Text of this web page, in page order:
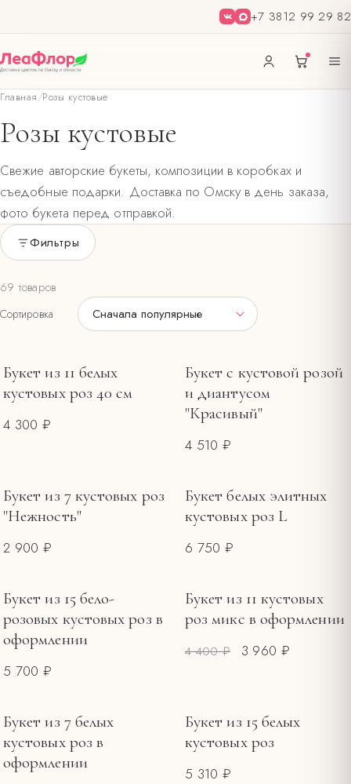
+7 3812 99 29 82
Главная/Розы кустовые
Розы кустовые
Свежие авторские букеты, композиции в коробках и
съедобные подарки. Доставка по Омску в день заказа,
фото букета перед отправкой.
Только в наличии
ЦВЕТ БУКЕТА
Букеты на 8 Марта
Букеты на 14 февраля
Фильтры
69 товаров
Сортировка Сначала популярные
Букет из 11 белых
кустовых роз 40 см
4 300 ₽
Букет с кустовой розой
и диантусом
"Красивый"
4 510 ₽
Букет из 7 кустовых роз
"Нежность"
2 900 ₽
Букет белых элитных
кустовых роз L
6 750 ₽
Букет из 15 бело-
розовых кустовых роз в
оформлении
5 700 ₽
РАСПРОДАЖА
Букет из 11 кустовых
роз микс в оформлении
4 400 ₽ 3 960 ₽
Букет из 7 белых
кустовых роз в
оформлении
Букет из 15 белых
кустовых роз
5 310 ₽